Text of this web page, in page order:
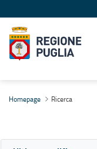
Homepage Ricerca